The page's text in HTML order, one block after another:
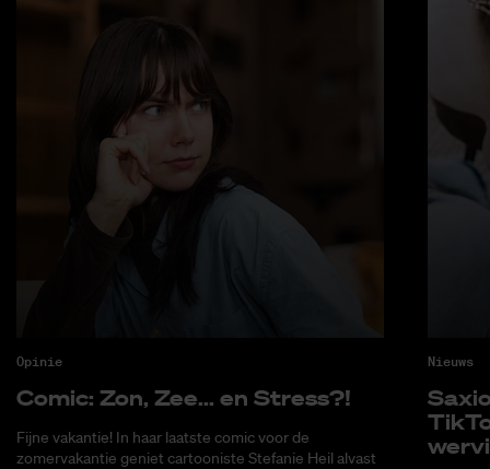
Opinie
Co­mic: Zon, Zee... en Stress?!
Fijne vakantie! In haar laatste comic voor de
zomervakantie geniet cartooniste Stefanie Heil alvast
Nieuws